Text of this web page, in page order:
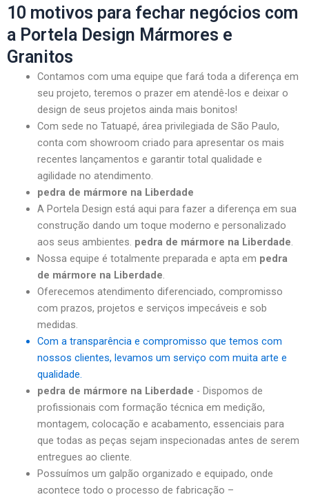
10 motivos para fechar negócios com
a Portela Design Mármores e
Granitos
Contamos com uma equipe que fará toda a diferença em
seu projeto, teremos o prazer em atendê-los e deixar o
design de seus projetos ainda mais bonitos!
Com sede no Tatuapé, área privilegiada de São Paulo,
conta com showroom criado para apresentar os mais
recentes lançamentos e garantir total qualidade e
agilidade no atendimento.
pedra de mármore na Liberdade
A Portela Design está aqui para fazer a diferença em sua
construção dando um toque moderno e personalizado
aos seus ambientes. pedra de mármore na Liberdade.
Nossa equipe é totalmente preparada e apta em pedra
de mármore na Liberdade.
Oferecemos atendimento diferenciado, compromisso
com prazos, projetos e serviços impecáveis e sob
medidas.
Com a transparência e compromisso que temos com
nossos clientes, levamos um serviço com muita arte e
qualidade.
pedra de mármore na Liberdade - Dispomos de
profissionais com formação técnica em medição,
montagem, colocação e acabamento, essenciais para
que todas as peças sejam inspecionadas antes de serem
entregues ao cliente.
Possuímos um galpão organizado e equipado, onde
acontece todo o processo de fabricação –